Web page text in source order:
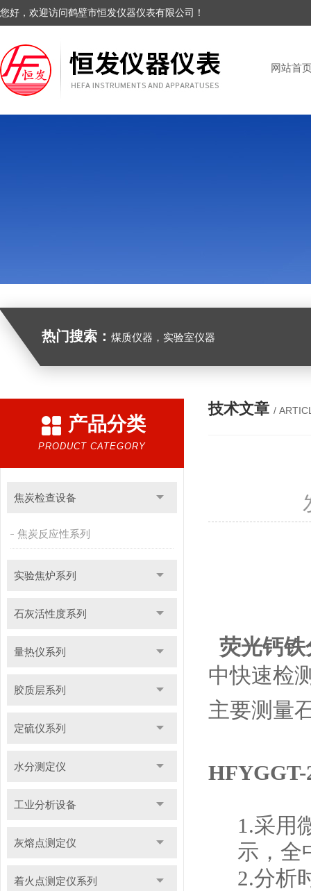
您好，欢迎访问鹤壁市恒发仪器仪表有限公司！
网站首
热门搜索： 煤质仪器，实验室仪器
产品分类
PRODUCT CATEGORY
焦炭检查设备
焦炭反应性系列
实验焦炉系列
石灰活性度系列
量热仪系列
胶质层系列
定硫仪系列
水分测定仪
工业分析设备
灰熔点测定仪
着火点测定仪系列
技术文章 /
荧光钙
中快速检
主要测量
1.采用
示，全
2.分析